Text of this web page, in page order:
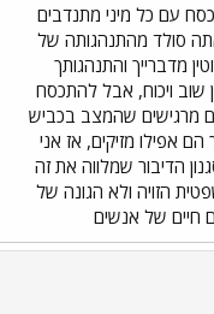
עם כל מיני מתנדבים
סולד מהתנהגותה של
מדברייך והתנהגותך
שוב ויכוח, אבל להתכסח
מרגישים שהמצב בכביש
אפילו מזיקים, אז אני
הדיבור שמלווה את זה
הזויה ולא הגונה של
חיים של אנשים